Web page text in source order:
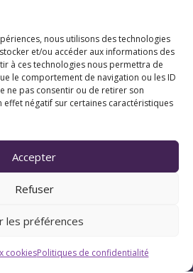
nous utilisons des technologies
et/ou accéder aux informations des
à ces technologies nous permettra de
le comportement de navigation ou les ID
ne pas consentir ou de retirer son
effet négatif sur certaines caractéristiques
Accepter
Refuser
les préférences
cookiesPolitiques de confidentialité